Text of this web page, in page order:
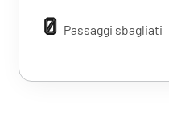
0 Passaggi sbagliati